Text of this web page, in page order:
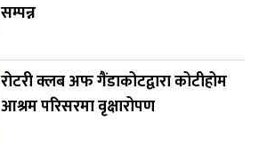
सम्पन्न
रोटरी क्लब अफ गैंडाकोटद्वारा कोटीहोम
आश्रम परिसरमा वृक्षारोपण